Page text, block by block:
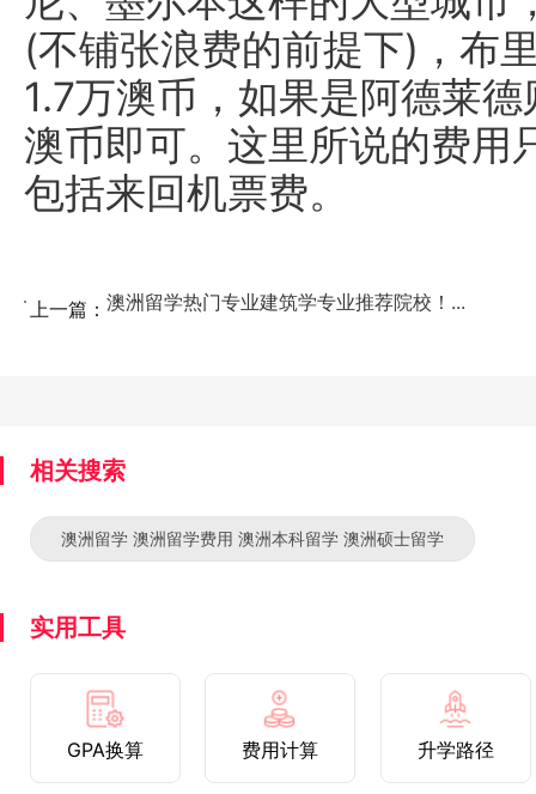
(不铺张浪费的前提下)，布
1.7万澳币，如果是阿德莱
澳币即可。这里所说的费用
包括来回机票费。
上一篇： 澳洲留学热门专业建筑学专业推荐院校！...
相关搜索
澳洲留学 澳洲留学费用 澳洲本科留学 澳洲硕士留学
实用工具
GPA换算 费用计算 升学路径